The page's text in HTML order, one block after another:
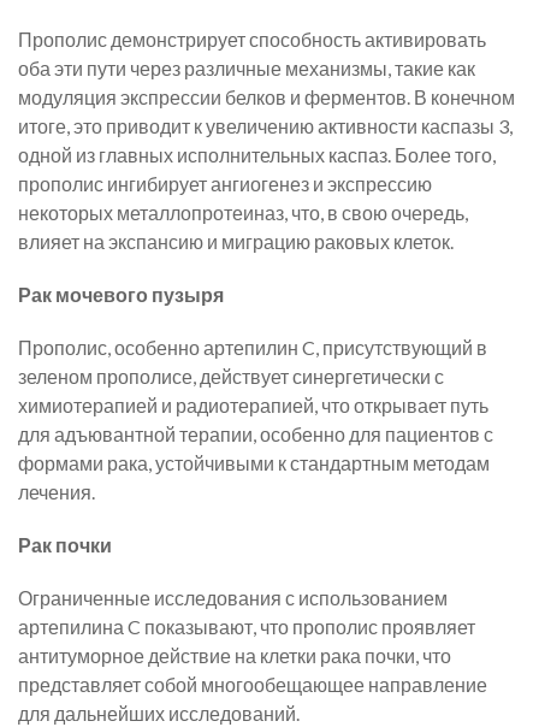
Прополис демонстрирует способность активировать
оба эти пути через различные механизмы, такие как
модуляция экспрессии белков и ферментов. В конечном
итоге, это приводит к увеличению активности каспазы 3,
одной из главных исполнительных каспаз. Более того,
прополис ингибирует ангиогенез и экспрессию
некоторых металлопротеиназ, что, в свою очередь,
влияет на экспансию и миграцию раковых клеток.
Рак мочевого пузыря
Прополис, особенно артепилин C, присутствующий в
зеленом прополисе, действует синергетически с
химиотерапией и радиотерапией, что открывает путь
для адъювантной терапии, особенно для пациентов с
формами рака, устойчивыми к стандартным методам
лечения.
Рак почки
Ограниченные исследования с использованием
артепилина C показывают, что прополис проявляет
антитуморное действие на клетки рака почки, что
представляет собой многообещающее направление
для дальнейших исследований.